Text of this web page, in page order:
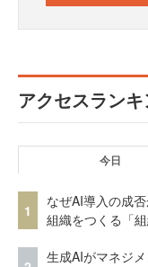
アクセスラン
今日
1
なぜAI導入の成
組織をつくる「
生成AIがマネジ